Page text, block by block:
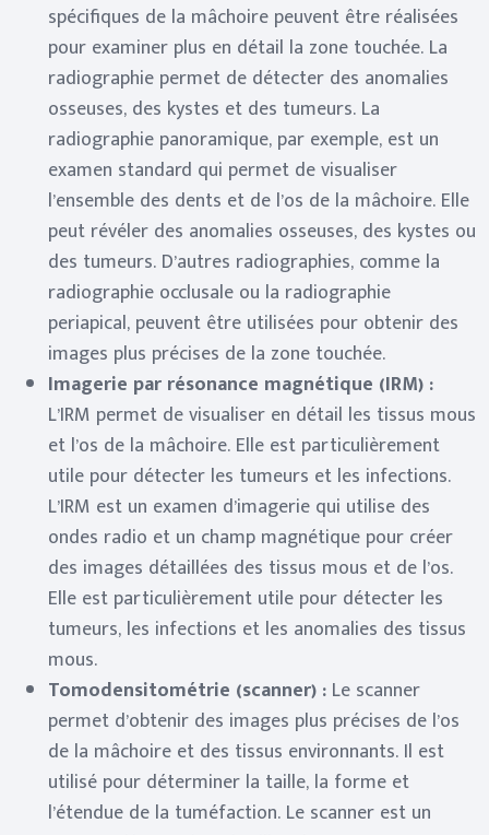
spécifiques de la mâchoire peuvent être réalisées
pour examiner plus en détail la zone touchée. La
radiographie permet de détecter des anomalies
osseuses, des kystes et des tumeurs. La
radiographie panoramique, par exemple, est un
examen standard qui permet de visualiser
l’ensemble des dents et de l’os de la mâchoire. Elle
peut révéler des anomalies osseuses, des kystes ou
des tumeurs. D’autres radiographies, comme la
radiographie occlusale ou la radiographie
periapical, peuvent être utilisées pour obtenir des
images plus précises de la zone touchée.
Imagerie par résonance magnétique (IRM) :
L’IRM permet de visualiser en détail les tissus mous
et l’os de la mâchoire. Elle est particulièrement
utile pour détecter les tumeurs et les infections.
L’IRM est un examen d’imagerie qui utilise des
ondes radio et un champ magnétique pour créer
des images détaillées des tissus mous et de l’os.
Elle est particulièrement utile pour détecter les
tumeurs, les infections et les anomalies des tissus
mous.
Tomodensitométrie (scanner) : Le scanner
permet d’obtenir des images plus précises de l’os
de la mâchoire et des tissus environnants. Il est
utilisé pour déterminer la taille, la forme et
l’étendue de la tuméfaction. Le scanner est un